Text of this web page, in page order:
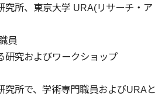
究所、東京大学 URA(リサーチ・ア
員
研究およびワークショップ
究所で、学術専門職員およびURAと